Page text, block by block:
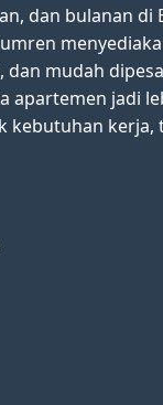
dan bulanan di
dan mudah
apartemen jadi
kebutuhan kerja,